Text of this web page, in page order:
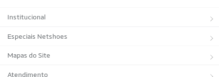
Institucional
Sobre a Netshoes
Política de Privacidade
Programa de Afiliados
Especiais Netshoes
Suplementos
Corrida
Mapas do Site
Marcas
Atendimento